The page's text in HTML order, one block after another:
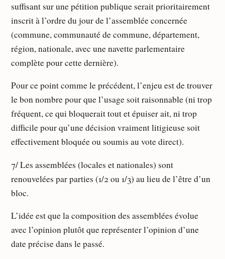
suffisant sur une pétition publique serait prioritairement
inscrit à l’ordre du jour de l’assemblée concernée
(commune, communauté de commune, département,
région, nationale, avec une navette parlementaire
complète pour cette dernière).
Pour ce point comme le précédent, l’enjeu est de trouver
le bon nombre pour que l’usage soit raisonnable (ni trop
fréquent, ce qui bloquerait tout et épuiser ait, ni trop
difficile pour qu’une décision vraiment litigieuse soit
effectivement bloquée ou soumis au vote direct).
7/ Les assemblées (locales et nationales) sont
renouvelées par parties (1/2 ou 1/3) au lieu de l’être d’un
bloc.
L’idée est que la composition des assemblées évolue
avec l’opinion plutôt que représenter l’opinion d’une
date précise dans le passé.